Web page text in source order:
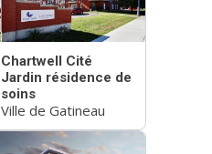
Chartwell Cité
Jardin résidence de
soins
Ville de Gatineau